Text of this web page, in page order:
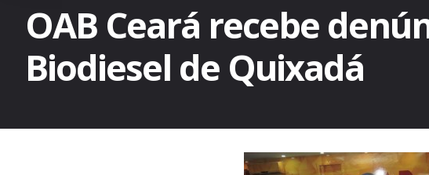
OAB Ceará recebe
Biodiesel de Quixadá